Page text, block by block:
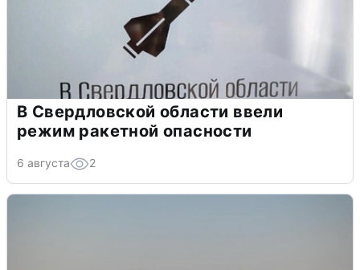
В Свердловской области ввели
режим ракетной опасности
6 августа 2